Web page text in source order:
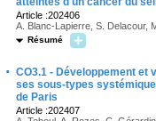
Article :202406
A. Blanc-Lapierre, S. Delacour,
Résumé
· CO3.1 - Développement
ses sous-types
de Paris
Article :202407